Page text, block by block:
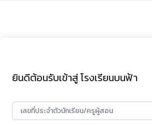
ยินดีต้อนรับเข้าสู่ โรงเรียนบนฟ้า